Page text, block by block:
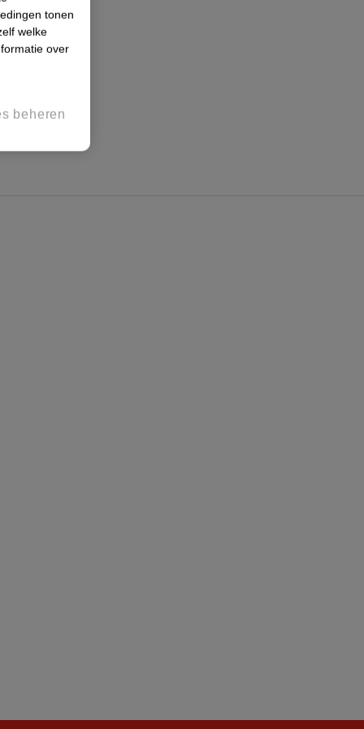
tonen
welke
over
beheren